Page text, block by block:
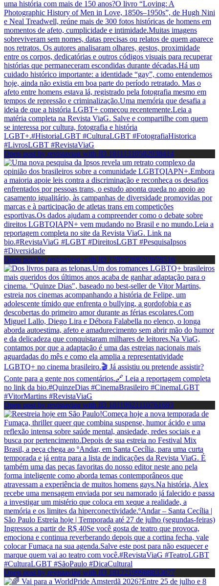
Open post by revistaviag with ID 18111310582938414
Open post by revistaviag with ID 17857268532678516
Open post by revistaviag with ID 18119921110761693
Open post by revistaviag with ID 18122199988833677